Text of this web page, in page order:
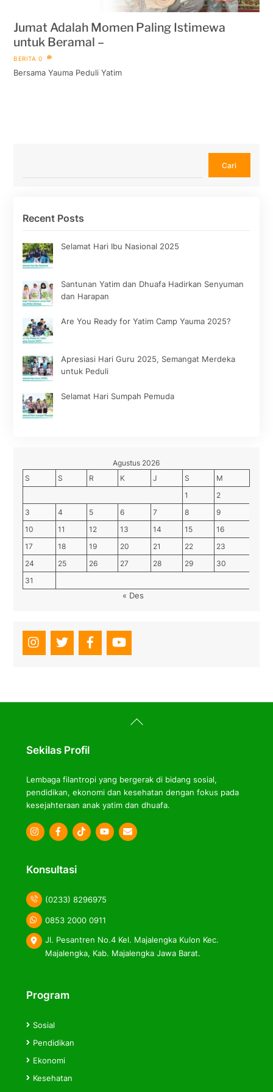
Jumat Adalah Momen Paling Istimewa
untuk Beramal –
BERITA 0
Bersama Yauma Peduli Yatim
Cari
Recent Posts
Selamat Hari Ibu Nasional 2025
Santunan Yatim dan Dhuafa Hadirkan Senyuman
dan Harapan
Are You Ready for Yatim Camp Yauma 2025?
Apresiasi Hari Guru 2025, Semangat Merdeka
untuk Peduli
Selamat Hari Sumpah Pemuda
Agustus 2026
S
S R K J S
M
1
2
3
4 5 6 7 8
9
10
11 12 13 14 15
16
17
18 19 20 21 22
23
24
25 26 27 28 29
30
31
« Des
Back
To
Sekilas Profil
Lembaga filantropi yang bergerak di bidang sosial,
pendidikan, ekonomi dan kesehatan dengan fokus pada
kesejahteraan anak yatim dan dhuafa.
Icon
Icon
Icon
Konsultasi
(0233) 8296975
0853 2000 0911
Jl. Pesantren No.4 Kel. Majalengka Kulon Kec.
Majalengka, Kab. Majalengka Jawa Barat.
Program
Sosial
Pendidikan
Ekonomi
Kesehatan